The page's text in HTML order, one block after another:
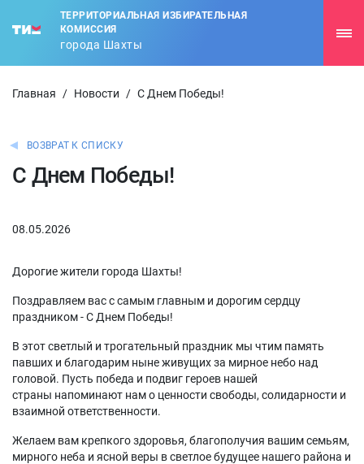
ТЕРРИТОРИАЛЬНАЯ ИЗБИРАТЕЛЬНАЯ
КОМИССИЯ
города Шахты
Главная / Новости / С Днем Победы!
ВОЗВРАТ К СПИСКУ
С Днем Победы!
08.05.2026
Дорогие жители города Шахты!
Поздравляем вас с самым главным и дорогим сердцу
праздником - С Днем Победы!
В этот светлый и трогательный праздник мы чтим память
павших и благодарим ныне живущих за мирное небо над
головой. Пусть победа и подвиг героев нашей
страны напоминают нам о ценности свободы, солидарности и
взаимной ответственности.
Желаем вам крепкого здоровья, благополучия вашим семьям,
мирного неба и ясной веры в светлое будущее нашего района и